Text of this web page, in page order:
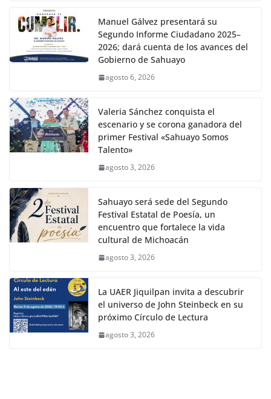
Manuel Gálvez presentará su
Segundo Informe Ciudadano 2025–
2026; dará cuenta de los avances del
Gobierno de Sahuayo
agosto 6, 2026
Valeria Sánchez conquista el
escenario y se corona ganadora del
primer Festival «Sahuayo Somos
Talento»
agosto 3, 2026
Sahuayo será sede del Segundo
Festival Estatal de Poesía, un
encuentro que fortalece la vida
cultural de Michoacán
agosto 3, 2026
La UAER Jiquilpan invita a descubrir
el universo de John Steinbeck en su
próximo Círculo de Lectura
agosto 3, 2026